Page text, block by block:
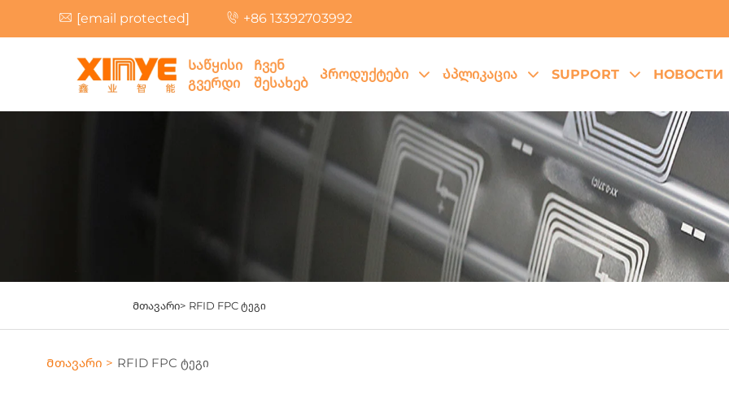
[email protected] +86 13392703992
Საწყისი
გვერდი
Ჩვენ
შესახებ
Პროდუქტები Აპლიკაცია SUPPORT НОВОСТИ
Მთავარი> RFID FPC ტეგი
Მთავარი > RFID FPC ტეგი